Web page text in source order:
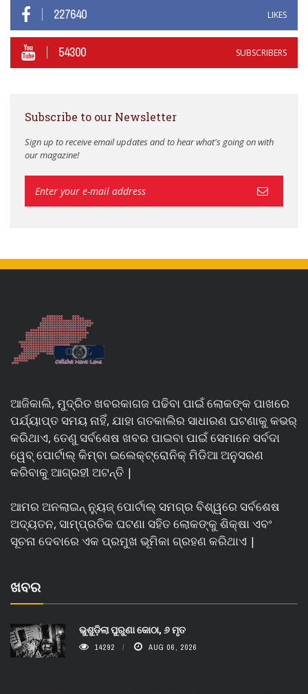
227640 LIKES
54300 SUBSCRIBERS
Subscribe to our Newsletter
Sign up to receive email updates and to hear what's going on with
our magazine!
ଆଜିକାଲି, ମୁଦ୍ରିତ ଖବରକାଗଜ ପଢିବା ପାଇଁ ଲୋକଙ୍କ ପାଖରେ
ପର୍ଯ୍ୟାପ୍ତ ସମୟ ନାହିଁ, ଯାହା ଗତକାଲିର ସାଧାରଣ ଘଟଣାକୁ କଭର୍
କରିଥାଏ, ତେଣୁ ସର୍ବଶେଷ ଖବର ପାଇବା ପାଇଁ ସେମାନେ ସର୍ବଦା
ୱେବ୍ ପୋର୍ଟାଲ୍ କିମ୍ବା ଇଲେକ୍ଟ୍ରୋନିକ୍ ମିଡିଆ ଅନୁସରଣ
କରିବାକୁ ଆଗ୍ରହୀ ଅଟନ୍ତି |
ଆମର ଅନଲାଇନ୍ ନ୍ୟୁଜ୍ ପୋର୍ଟାଲ୍ ସମଗ୍ର ବିଶ୍ୱରେ ସର୍ବଶେଷ
ଅଦ୍ୟତନ, ସାମ୍ପ୍ରତିକ ଘଟଣା ସହିତ ଲୋକଙ୍କୁ ଶିକ୍ଷା ଏବଂ
ସୂଚନା ଦେବାରେ ଏକ ପ୍ରମୁଖ ଭୂମିକା ଗ୍ରହଣ କରିଥାଏ |
ଖବର
ଭୁଶୁଡ଼ିଲା ପୁରୁଣା କୋଠା, ୬ ମୃତ
14292 AUG 06, 2026